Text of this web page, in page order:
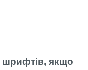
шрифтів, якщо